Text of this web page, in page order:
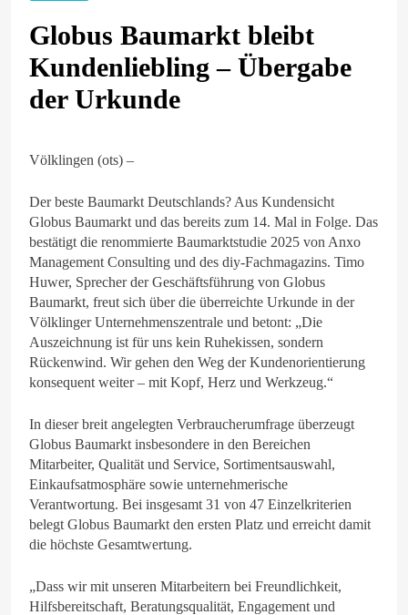
Globus Baumarkt bleibt
Kundenliebling – Übergabe
der Urkunde
Völklingen (ots) –
Der beste Baumarkt Deutschlands? Aus Kundensicht
Globus Baumarkt und das bereits zum 14. Mal in Folge. Das
bestätigt die renommierte Baumarktstudie 2025 von Anxo
Management Consulting und des diy-Fachmagazins. Timo
Huwer, Sprecher der Geschäftsführung von Globus
Baumarkt, freut sich über die überreichte Urkunde in der
Völklinger Unternehmenszentrale und betont: „Die
Auszeichnung ist für uns kein Ruhekissen, sondern
Rückenwind. Wir gehen den Weg der Kundenorientierung
konsequent weiter – mit Kopf, Herz und Werkzeug.“
In dieser breit angelegten Verbraucherumfrage überzeugt
Globus Baumarkt insbesondere in den Bereichen
Mitarbeiter, Qualität und Service, Sortimentsauswahl,
Einkaufsatmosphäre sowie unternehmerische
Verantwortung. Bei insgesamt 31 von 47 Einzelkriterien
belegt Globus Baumarkt den ersten Platz und erreicht damit
die höchste Gesamtwertung.
„Dass wir mit unseren Mitarbeitern bei Freundlichkeit,
Hilfsbereitschaft, Beratungsqualität, Engagement und